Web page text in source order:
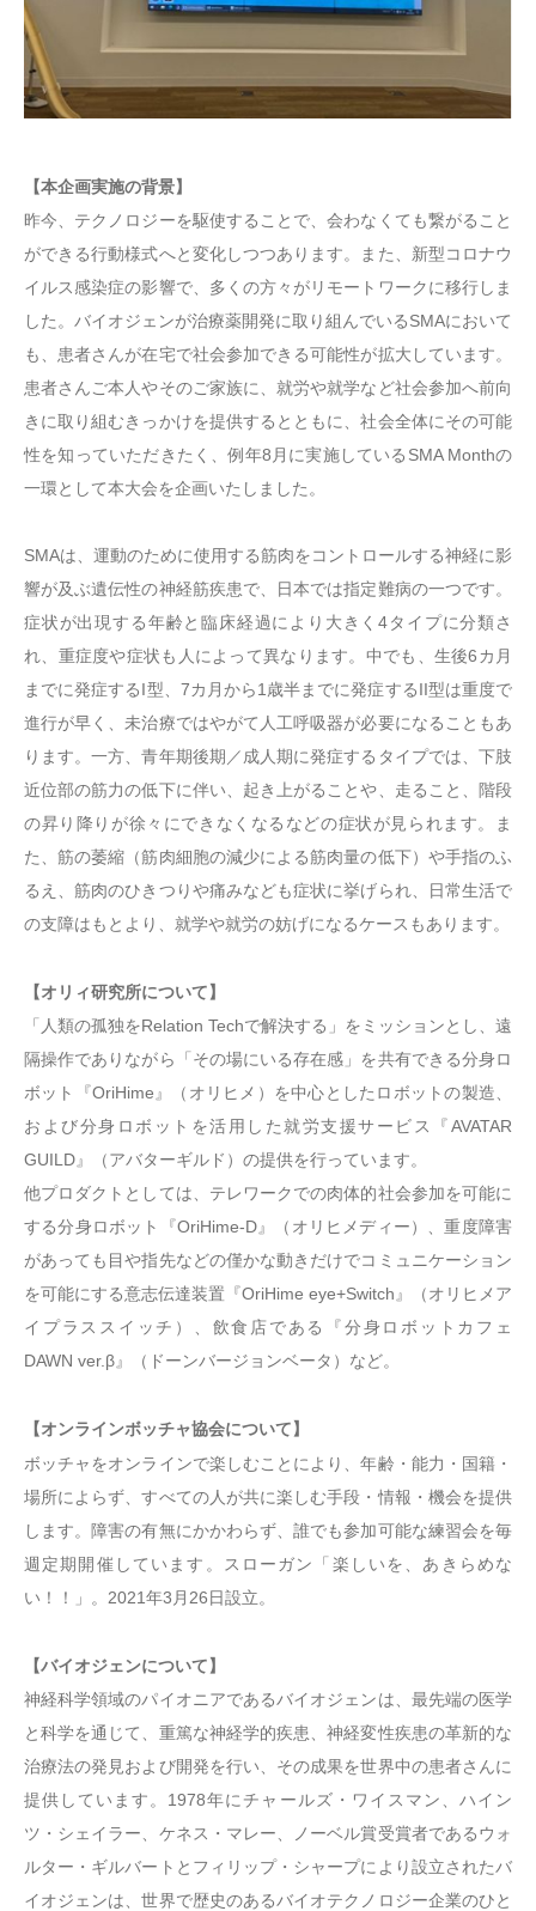
【本企画実施の背景】
昨今、テクノロジーを駆使することで、会わなくても繋がること
ができる行動様式へと変化しつつあります。また、新型コロナウ
イルス感染症の影響で、多くの方々がリモートワークに移行しま
した。バイオジェンが治療薬開発に取り組んでいるSMAにおいて
も、患者さんが在宅で社会参加できる可能性が拡大しています。
患者さんご本人やそのご家族に、就労や就学など社会参加へ前向
きに取り組むきっかけを提供するとともに、社会全体にその可能
性を知っていただきたく、例年8月に実施しているSMA Monthの
一環として本大会を企画いたしました。
SMAは、運動のために使用する筋肉をコントロールする神経に影
響が及ぶ遺伝性の神経筋疾患で、日本では指定難病の一つです。
症状が出現する年齢と臨床経過により大きく4タイプに分類さ
れ、重症度や症状も人によって異なります。中でも、生後6カ月
までに発症するI型、7カ月から1歳半までに発症するII型は重度で
進行が早く、未治療ではやがて人工呼吸器が必要になることもあ
ります。一方、青年期後期／成人期に発症するタイプでは、下肢
近位部の筋力の低下に伴い、起き上がることや、走ること、階段
の昇り降りが徐々にできなくなるなどの症状が見られます。ま
た、筋の萎縮（筋肉細胞の減少による筋肉量の低下）や手指のふ
るえ、筋肉のひきつりや痛みなども症状に挙げられ、日常生活で
の支障はもとより、就学や就労の妨げになるケースもあります。
【オリィ研究所について】
「人類の孤独をRelation Techで解決する」をミッションとし、遠
隔操作でありながら「その場にいる存在感」を共有できる分身ロ
ボット『OriHime』（オリヒメ）を中心としたロボットの製造、
および分身ロボットを活用した就労支援サービス『AVATAR
GUILD』（アバターギルド）の提供を行っています。
他プロダクトとしては、テレワークでの肉体的社会参加を可能に
する分身ロボット『OriHime-D』（オリヒメディー）、重度障害
があっても目や指先などの僅かな動きだけでコミュニケーション
を可能にする意志伝達装置『OriHime eye+Switch』（オリヒメア
イプラススイッチ）、飲食店である『分身ロボットカフェ
DAWN ver.β』（ドーンバージョンベータ）など。
【オンラインボッチャ協会について】
ボッチャをオンラインで楽しむことにより、年齢・能力・国籍・
場所によらず、すべての人が共に楽しむ手段・情報・機会を提供
します。障害の有無にかかわらず、誰でも参加可能な練習会を毎
週定期開催しています。スローガン「楽しいを、あきらめな
い！！」。2021年3月26日設立。
【バイオジェンについて】
神経科学領域のパイオニアであるバイオジェンは、最先端の医学
と科学を通じて、重篤な神経学的疾患、神経変性疾患の革新的な
治療法の発見および開発を行い、その成果を世界中の患者さんに
提供しています。1978年にチャールズ・ワイスマン、ハイン
ツ・シェイラー、ケネス・マレー、ノーベル賞受賞者であるウォ
ルター・ギルバートとフィリップ・シャープにより設立されたバ
イオジェンは、世界で歴史のあるバイオテクノロジー企業のひと